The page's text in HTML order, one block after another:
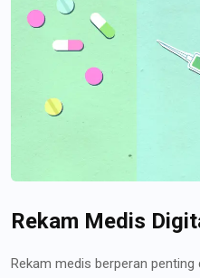
Rekam Medis
Rekam medis berperan